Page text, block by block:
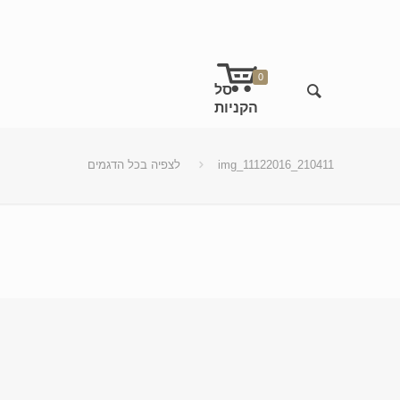
0
לצפיה בכל הדגמים img_11122016_210411